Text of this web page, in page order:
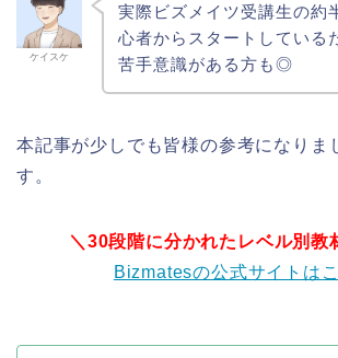
ケイスケ
実際ビズメイツ受講生の約
心者からスタートしている
苦手意識がある方も◎
本記事が少しでも皆様の参考になりま
す。
＼30段階に分かれたレベル別教
Bizmatesの公式サイトは